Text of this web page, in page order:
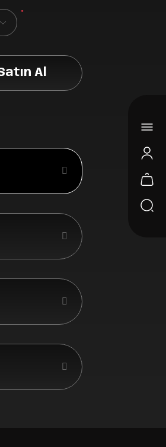
Al